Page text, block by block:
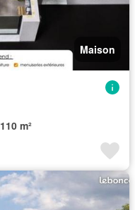
Maison
110 m²